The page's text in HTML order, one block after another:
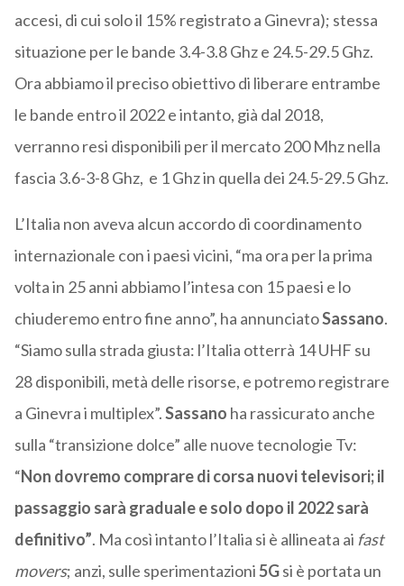
accesi, di cui solo il 15% registrato a Ginevra); stessa
situazione per le bande 3.4-3.8 Ghz e 24.5-29.5 Ghz.
Ora abbiamo il preciso obiettivo di liberare entrambe
le bande entro il 2022 e intanto, già dal 2018,
verranno resi disponibili per il mercato 200 Mhz nella
fascia 3.6-3-8 Ghz, e 1 Ghz in quella dei 24.5-29.5 Ghz.
L’Italia non aveva alcun accordo di coordinamento
internazionale con i paesi vicini, “ma ora per la prima
volta in 25 anni abbiamo l’intesa con 15 paesi e lo
chiuderemo entro fine anno”, ha annunciatoSassano.
“Siamo sulla strada giusta: l’Italia otterrà 14 UHF su
28 disponibili, metà delle risorse, e potremo registrare
a Ginevra i multiplex”.Sassano ha rassicurato anche
sulla “transizione dolce” alle nuove tecnologie Tv:
“Non dovremo comprare di corsa nuovi televisori; il
passaggio sarà graduale e solo dopo il 2022 sarà
definitivo”. Ma così intanto l’Italia si è allineata ai fast
movers; anzi, sulle sperimentazioni5Gsi è portata un